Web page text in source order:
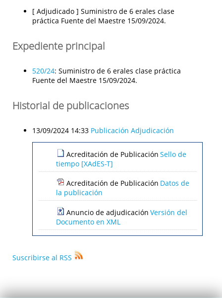
[ Adjudicado ] Suministro de 6 erales clase
práctica Fuente del Maestre 15/09/2024.
Expediente principal
520/24: Suministro de 6 erales clase práctica
Fuente del Maestre 15/09/2024.
Historial de publicaciones
13/09/2024 14:33 Publicación Adjudicación
Acreditación de Publicación Sello de
tiempo [XAdES-T]
Acreditación de Publicación Datos de
la publicación
Anuncio de adjudicación Versión del
Documento en XML
Suscribirse al RSS